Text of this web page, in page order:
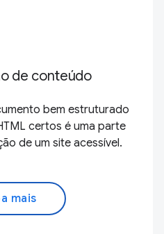
de conteúdo
bem estruturado
certos é uma parte
de um site acessível.
mais